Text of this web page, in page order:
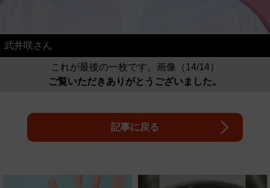
武井咲さん
これが最後の一枚です。画像（14/14）
ご覧いただきありがとうございました。
記事に戻る